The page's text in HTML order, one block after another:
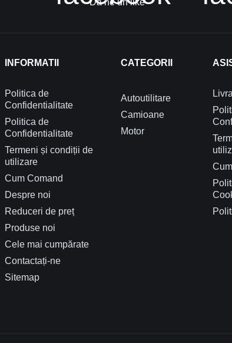
Da ne un like
INFORMATII
Politica de
Confidentialitate
Politica de
Confidentialitate
Termeni și condiții de
utilizare
Cum Comand
Despre noi
Reduceri de preț
Produse noi
Cele mai cumpărate
Contactați-ne
Sitemap
CATEGORII
Autoutilitare
Camioane
Motor